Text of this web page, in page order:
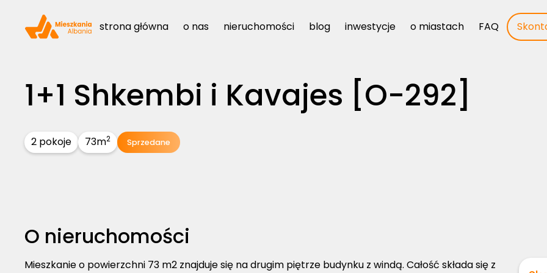
strona główna o nas nieruchomości blog inwestycje o miastach FAQ
strona główna o nas nieruchomości blog inwestycje o miastach FAQ
1+1 Shkembi i Kavajes [O-292]
2 pokoje 73m2 Sprzedane
O nieruchomości
Mieszkanie o powierzchni 73 m2 znajduje się na drugim piętrze budynku z windą. Całość składa się z